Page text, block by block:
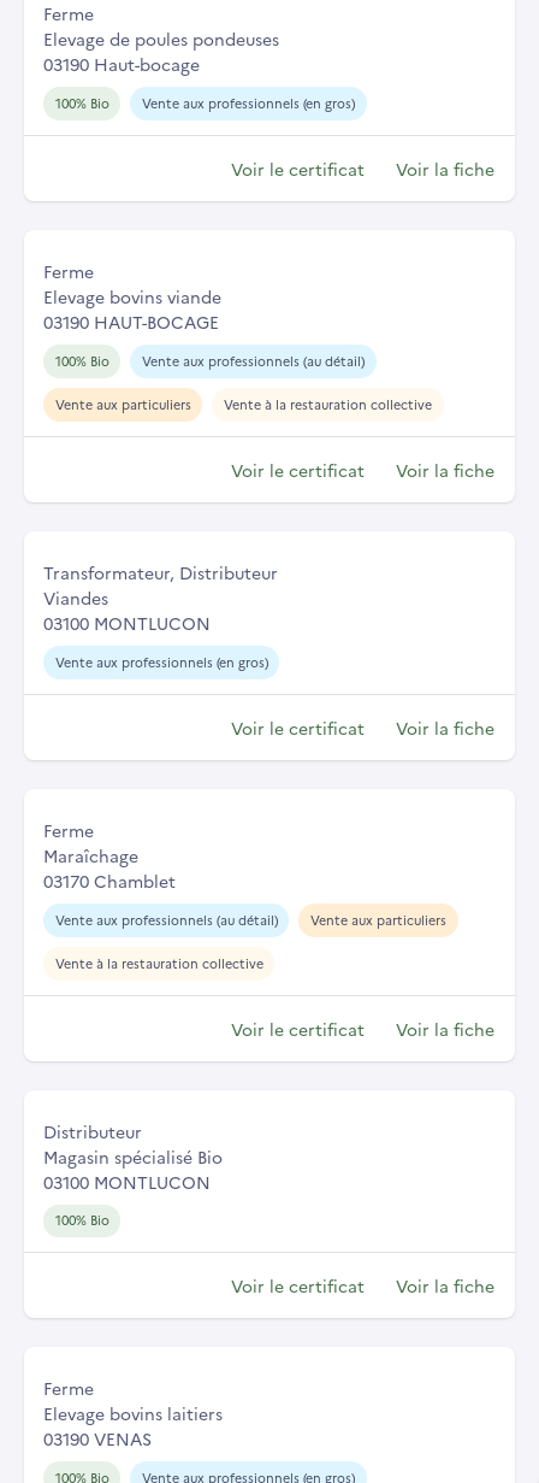
Ferme
Elevage de poules pondeuses
03190 Haut-bocage
100% Bio Vente aux professionnels (en gros)
Voir le certificat Voir la fiche
Ferme
Elevage bovins viande
03190 HAUT-BOCAGE
100% Bio Vente aux professionnels (au détail)
Vente aux particuliers Vente à la restauration collective
Voir le certificat Voir la fiche
Transformateur, Distributeur
Viandes
03100 MONTLUCON
Vente aux professionnels (en gros)
Voir le certificat Voir la fiche
Ferme
Maraîchage
03170 Chamblet
Vente aux professionnels (au détail) Vente aux particuliers
Vente à la restauration collective
Voir le certificat Voir la fiche
Distributeur
Magasin spécialisé Bio
03100 MONTLUCON
100% Bio
Voir le certificat Voir la fiche
Ferme
Elevage bovins laitiers
03190 VENAS
100% Bio Vente aux professionnels (en gros)